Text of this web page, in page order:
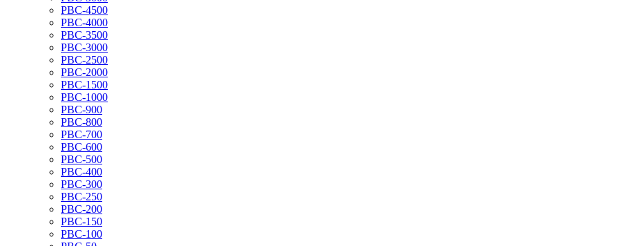
РВС-4500
РВС-4000
РВС-3500
РВС-3000
РВС-2500
РВС-2000
РВС-1500
РВС-1000
РВС-900
РВС-800
РВС-700
РВС-600
РВС-500
РВС-400
РВС-300
РВС-250
РВС-200
РВС-150
РВС-100